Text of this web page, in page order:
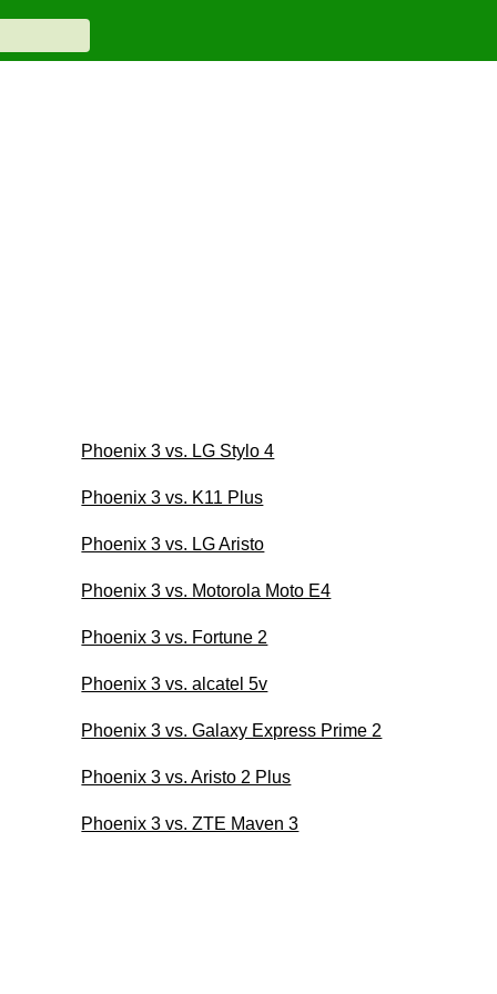
Phoenix 3 vs. LG Stylo 4
Phoenix 3 vs. K11 Plus
Phoenix 3 vs. LG Aristo
Phoenix 3 vs. Motorola Moto E4
Phoenix 3 vs. Fortune 2
Phoenix 3 vs. alcatel 5v
Phoenix 3 vs. Galaxy Express Prime 2
Phoenix 3 vs. Aristo 2 Plus
Phoenix 3 vs. ZTE Maven 3